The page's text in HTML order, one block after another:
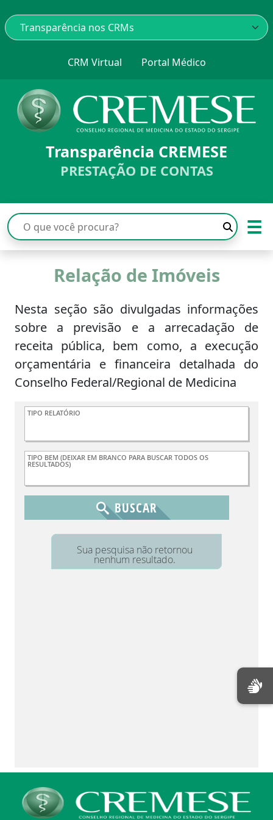
CRM Virtual Portal Médico
Transparência CREMESE
PRESTAÇÃO DE CONTAS
☰
Relação de Imóveis
Nesta seção são divulgadas informações
sobre a previsão e a arrecadação de
receita pública, bem como, a execução
orçamentária e financeira detalhada do
Conselho Federal/Regional de Medicina